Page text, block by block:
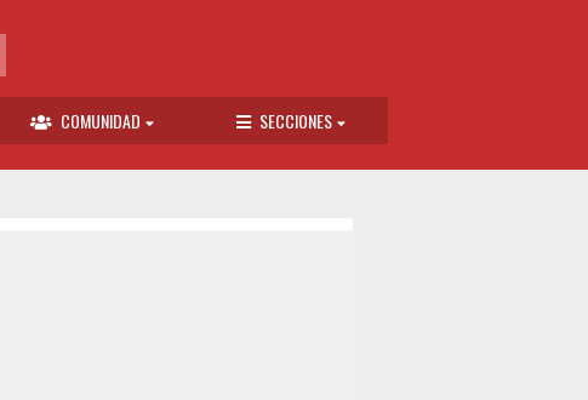
COMUNIDAD SECCIONES